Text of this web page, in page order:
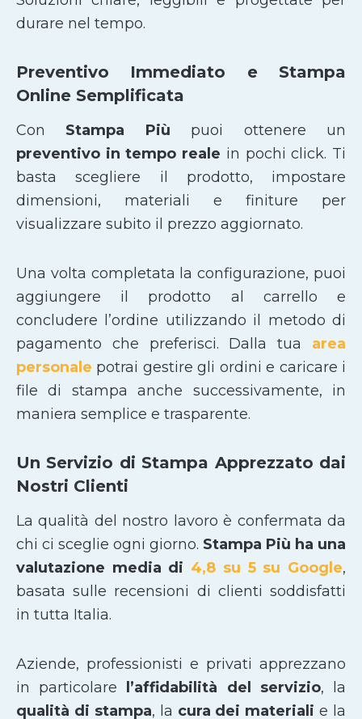
durare nel tempo.
Preventivo Immediato e Stampa
Online Semplificata
Con Stampa Più puoi ottenere un
preventivo in tempo reale in pochi click. Ti
basta scegliere il prodotto, impostare
dimensioni, materiali e finiture per
visualizzare subito il prezzo aggiornato.
Una volta completata la configurazione, puoi
aggiungere il prodotto al carrello e
concludere l’ordine utilizzando il metodo di
pagamento che preferisci. Dalla tua area
personale potrai gestire gli ordini e caricare i
file di stampa anche successivamente, in
maniera semplice e trasparente.
Un Servizio di Stampa Apprezzato dai
Nostri Clienti
La qualità del nostro lavoro è confermata da
chi ci sceglie ogni giorno. Stampa Più ha una
valutazione media di 4,8 su 5 su Google,
basata sulle recensioni di clienti soddisfatti
in tutta Italia.
Aziende, professionisti e privati apprezzano
in particolare
l’affidabilità del servizio, la
qualità di stampa, la cura dei materiali e la